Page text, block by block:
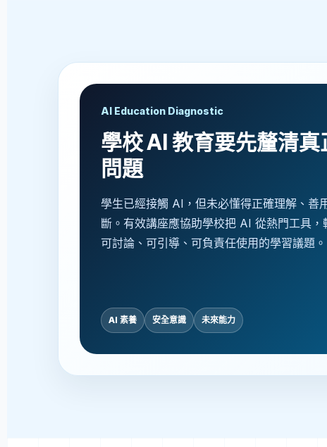
AI Education Diagnostic
學校 AI 教育要先釐清真
問題
學生已經接觸 AI，但未必懂得正確理解、善
斷。有效講座應協助學校把 AI 從熱門工具，
可討論、可引導、可負責任使用的學習議題。
AI 素養 安全意識 未來能力